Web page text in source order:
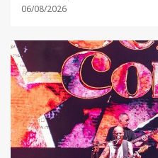
06/08/2026